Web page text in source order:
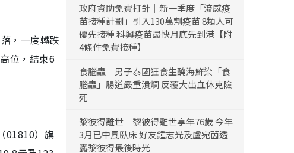
，一度轉跌
位，結束6
01810）旗
政府資助免費打針｜新一季度「流感疫
苗接種計劃」引入130萬劑疫苗 8類人可
優先接種 科興疫苗最快月底先到港【附
4條件免費接種】
食腦蟲｜男子泰國狂食生醃海鮮染「食
腦蟲」腸道嚴重潰爛 反覆大出血休克險
死
黎彼得離世｜黎彼得離世享年76歲 今年
3月已中風臥床 好友鍾志光及盧宛茵透
露黎彼得最後時光